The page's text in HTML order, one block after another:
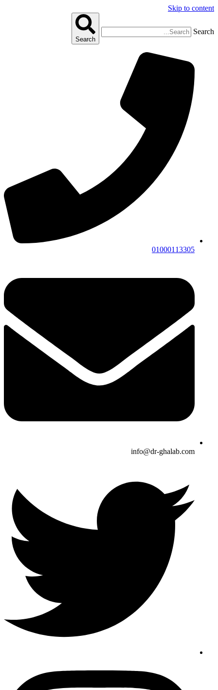
Skip to content
Search
Search
01000113305
info@dr-ghalab.com